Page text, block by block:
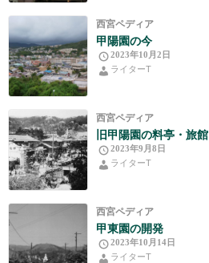
西宮ペディア
甲陽園の今
2023年10月2日
ライターT
西宮ペディア
旧甲陽園の料亭・旅館
2023年9月8日
ライターT
西宮ペディア
甲東園の開発
2023年10月14日
ライターT